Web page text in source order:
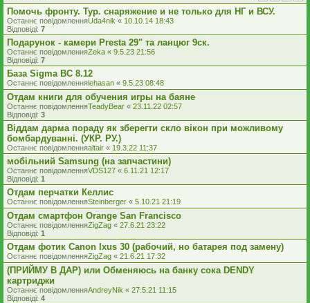
Помочь фронту. Тур. снаряжение и не только для НГ и ВСУ.
Останнє повідомленняUda4nik « 10.10.14 18:43
Відповіді: 7
Подарунок - камери Presta 29" та ланцюг 9ск.
Останнє повідомленняZeka « 9.5.23 21:56
Відповіді: 7
База Sigma BC 8.12
Останнє повідомленняlehasan « 9.5.23 08:48
Отдам книги для обучения игры на баяне
Останнє повідомленняTeadyBear « 23.11.22 02:57
Відповіді: 3
Віддам дарма пораду як зберегти скло вікон при можливому
бомбардуванні. (УКР. РУ.)
Останнє повідомленняaltair « 19.3.22 11:37
мобільний Samsung (на запчастини)
Останнє повідомленняVDS127 « 6.11.21 12:17
Відповіді: 1
Отдам перчатки Келлис
Останнє повідомленняSteinberger « 5.10.21 21:19
Отдам смартфон Orange San Francisco
Останнє повідомленняZigZag « 27.6.21 23:22
Відповіді: 1
Отдам фотик Canon Ixus 30 (рабочий, но батарея под замену)
Останнє повідомленняZigZag « 21.6.21 17:32
(ПРИЙМУ В ДАР) или Обменяюсь на банку сока DENDY
картриджи
Останнє повідомленняAndreyNik « 27.5.21 11:15
Відповіді: 4